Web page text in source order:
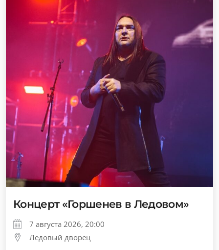
Концерт «Горшенев в Ледовом»
7 августа 2026, 20:00
Ледовый дворец